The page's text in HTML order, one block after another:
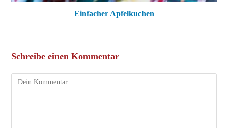
Einfacher Apfelkuchen
Schreibe einen Kommentar
Kommentar